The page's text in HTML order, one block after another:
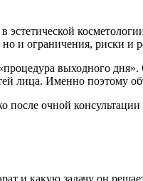
и ограничения, риски и
выходного
лица. Именно поэтому
после очной
и какую задачу он